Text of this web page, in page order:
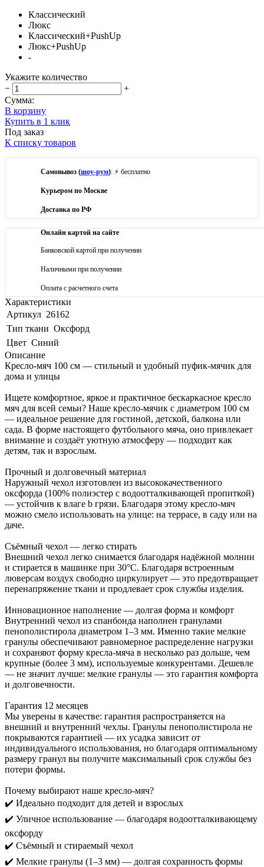
Классический
Люкс
Классический+PushUp
Люкс+PushUp
-
Укажите количество
−
+
Сумма:
В корзину
Купить в 1 клик
Под заказ
К списку товаров
Самовывоз (шоу-рум): ⚡ бесплатно
Курьером по Москве
Доставка по РФ
Онлайн картой на сайте
Банковской картой при получении
Наличными при получении
Оплата с расчетного счета
Характеристики
Артикул 26162
Тип ткани Оксфорд
Цвет Синий
Описание
Кресло-мяч 100 см — стильный и удобный пуфик-мячик для
дома и улицы
Ищете комфортное, яркое и практичное бескаркасное кресло
мяч для всей семьи? Наше кресло-мячик с диаметром 100 см
— идеальное решение для гостиной, детской, балкона или
сада. В форме настоящего футбольного мяча, оно привлекает
внимание и создаёт уютную атмосферу — подходит как
детям, так и взрослым.
Прочный и долговечный материал
Наружный чехол изготовлен из высококачественного
оксфорда (100% полиэстер с водоотталкивающей пропиткой)
— устойчив к влаге b грязи. Благодаря этому кресло-мяч
можно смело использовать на улице: на террасе, в саду или на
даче.
Съёмный чехол — легко стирать
Внешний чехол легко снимается благодаря надёжной молнии
и стирается в машинке при 30°C. Благодаря встроенным
люверсам воздух свободно циркулирует — это предотвращает
перенапряжение ткани и продлевает срок службы изделия.
Инновационное наполнение — долгая форма и комфорт
Внутренний чехол из спанбонда наполнен гранулами
пенополистирола диаметром 1–3 мм. Именно такие мелкие
гранулы обеспечивают равномерное распределение нагрузки
и сохраняют форму кресла-мяча в несколько раз дольше, чем
крупные (более 3 мм), используемые конкурентами. Дешевле
— не значит лучше: мелкие гранулы — это гарантия комфорта
и долговечности.
Гарантия 12 месяцев
Мы уверены в качестве: гарантия распространяется на
внешний и внутренний чехлы. Гранулы пенополистирола не
покрываются гарантией — их усадка зависит от
индивидуального использования, но благодаря оптимальному
размеру гранул вы получите максимальный срок службы без
потери формы.
Почему выбирают наше кресло-мяч?
✔️ Идеально подходит для детей и взрослых
✔️ Уличное использование — благодаря водоотталкивающему
оксфорду
✔️ Съёмный и стираемый чехол
✔️ Мелкие гранулы (1–3 мм) — долгая сохранность формы